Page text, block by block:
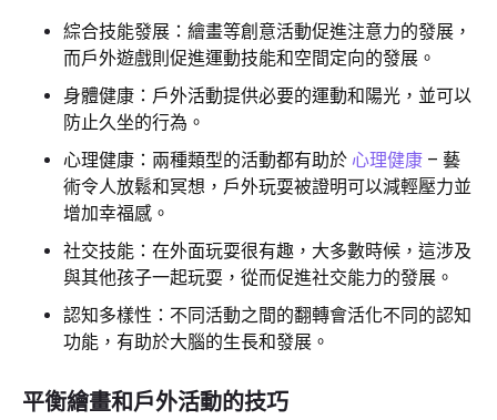
綜合技能發展：繪畫等創意活動促進注意力的發展，
而戶外遊戲則促進運動技能和空間定向的發展。
身體健康：戶外活動提供必要的運動和陽光，並可以
防止久坐的行為。
心理健康：兩種類型的活動都有助於 心理健康 – 藝
術令人放鬆和冥想，戶外玩耍被證明可以減輕壓力並
增加幸福感。
社交技能：在外面玩耍很有趣，大多數時候，這涉及
與其他孩子一起玩耍，從而促進社交能力的發展。
認知多樣性：不同活動之間的翻轉會活化不同的認知
功能，有助於大腦的生長和發展。
平衡繪畫和戶外活動的技巧